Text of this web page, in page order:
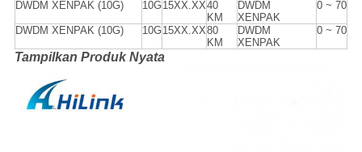
DWDM XENPAK (10G)
10G15XX.XX40
KM
DWDM
XENPAK
0 ~ 70
DWDM XENPAK (10G) 10G15XX.XX80
KM
DWDM
XENPAK
0 ~ 70
Tampilkan Produk Nyata